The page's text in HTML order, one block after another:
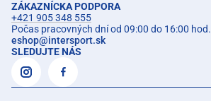
ZÁKAZNÍCKA PODPORA
+421 905 348 555
Počas pracovných dní od 09:00 do 16:00 hod.
eshop@intersport.sk
SLEDUJTE NÁS